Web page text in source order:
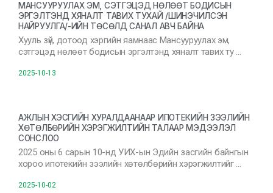
МАНСУУРУУЛАХ ЭМ, СЭТГЭЦЭД НӨЛӨӨТ БОДИСЫН
ЭРГЭЛТЭНД ХЯНАЛТ ТАВИХ ТУХАЙ /ШИНЭЧИЛСЭН
НАЙРУУЛГА/-ИЙН ТӨСӨЛД САНАЛ АВЧ БАЙНА
Хууль зүй, дотоод хэргийн яамнаас Мансууруулах эм,
сэтгэцэд нөлөөт бодисын эргэлтэнд хяналт тавих ту …
2025-10-13
АЖЛЫН ХЭСГИЙН ХУРАЛДААНААР ИПОТЕКИЙН ЗЭЭЛИЙН
ХӨТӨЛБӨРИЙН ХЭРЭГЖИЛТИЙН ТАЛААР МЭДЭЭЛЭЛ
СОНСЛОО
2025 оны 6 сарын 10-нд УИХ-ын Эдийн засгийн байнгын
хороо ипотекийн зээлийн хөтөлбөрийн хэрэгжилтийг …
2025-10-02